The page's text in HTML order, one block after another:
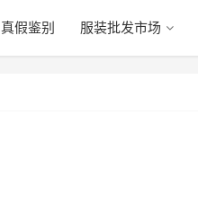
真假鉴别 服装批发市场